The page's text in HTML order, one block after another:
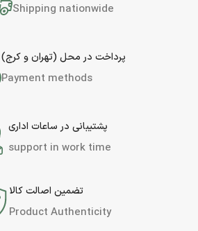
Shipping nationwide
پرداخت در محل (تهران و کرج)
Payment methods
پشتیبانی در ساعات اداری
support in work time
تضمین اصالت کالا
Product Authenticity